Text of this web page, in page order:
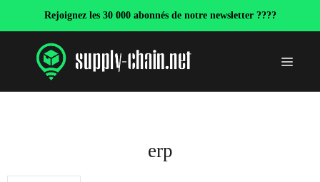
Rejoignez les 30 000 abonnés de notre newsletter ????
Menu
erp